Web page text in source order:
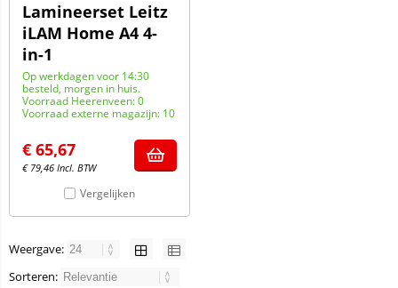
Lamineerset Leitz
iLAM Home A4 4-
in-1
Op werkdagen voor 14:30
besteld, morgen in huis.
Voorraad Heerenveen: 0
Voorraad externe magazijn: 10
€ 65,67
€ 79,46 Incl. BTW
Vergelijken
Weergave:
Sorteren: